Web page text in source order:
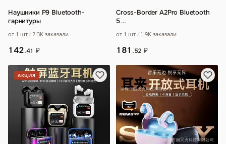
Наушники P9 Bluetooth-
гарнитуры
от 1 шт 2.3K заказали
142.41 ₽
Cross-Border A2Pro Bluetooth
5…
от 1 шт 1.9K заказали
181 .52 ₽
АКЦИЯ